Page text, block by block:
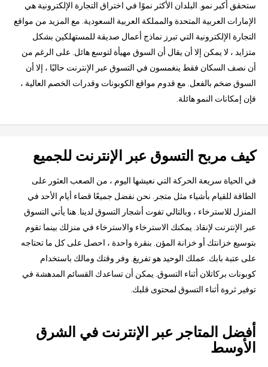
ستحقق أكبر نمو. البلدان الأكثر نموًا في اختراق التجارة الإلكترونية هي
الإمارات العربية المتحدة والمملكة العربية السعودية. مع المزيد من مواقع
التجارة الإلكترونية التي تبرز نماذج أعمال صديقة للمستهلكين بشكل
متزايد ، لا يمكن إلا أن يقال أن السوق مهيأة لتوسع هائل. على الرغم من
أن نصف السكان فقط ينغمسون في التسوق عبر الإنترنت حاليًا ، إلا أن
السوق ضخم بالفعل. مع قدوم مواقع الكوبونات وقدرات الخصم العالية ،
فإن إمكانات النمو هائلة.
كيف مربح التسوق عبر الإنترنت للجميع
في الحياة سريعة الحركة التي نعيشها اليوم ، من الصعب العثور على
الطاقة للقيام بأشياء مثل متجر. نحن نفضل جميعًا قضاء أيام الأحد في
المنزل للاسترخاء ، وبالتالي تفوت أشجار التسوق لدينا. هنا يأتي التسوق
عبر الإنترنت لإنقاذ. يمكنك الاسترخاء والاسترخاء في منزلك بينما تقوم
بتوسيع خزانتك أو خزانة المؤن. بنقرة واحدة ، احصل على كل ما تحتاجه
على عتبة بابك. عملك الوحيد هو تفريغ. وفر وقتك ومالك باستخدام
كوبونات بركاتلان أثناء التسوق. يمكن أن تساعدك القسائم المدهشة في
توفير ثروة أثناء التسوق لمحتوى قلبك.
أفضل المتاجر عبر الإنترنت في الشرق
الأوسط